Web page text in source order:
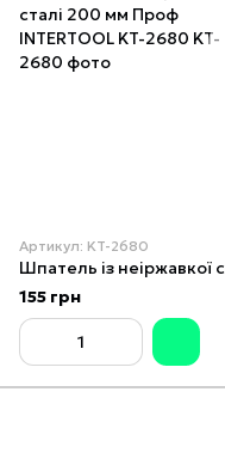
Артикул: KT-2680
155 грн